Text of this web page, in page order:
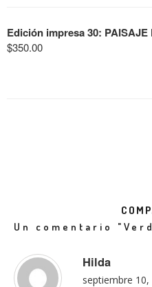
Edición impresa 30: PAISAJE
$350.00
Un comentario
Hilda
septiembre